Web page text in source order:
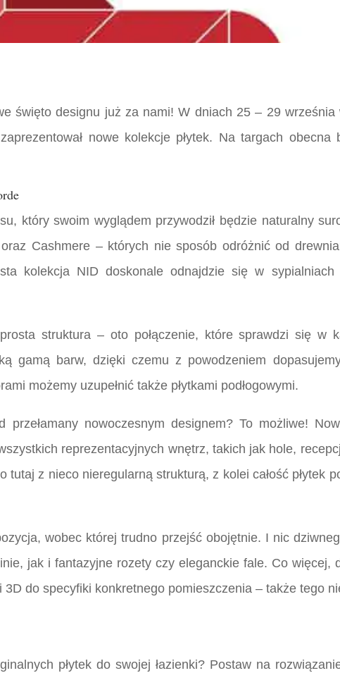
święto designu już za nami! W dniach 25 – 29
nowe kolekcje płytek. Na targach
który swoim wyglądem przywodził będzie naturalny
Cashmere – których nie sposób odróżnić od
kolekcja NID doskonale odnajdzie się w
struktura – oto połączenie, które sprawdzi się w
gamą barw, dzięki czemu z powodzeniem
możemy uzupełnić także płytkami podłogowymi.
przełamany nowoczesnym designem? To możliwe!
reprezentacyjnych wnętrz, takich jak hole,
tutaj z nieco nieregularną strukturą, z kolei całość płytek
wobec której trudno przejść obojętnie. I nic
jak i fantazyjne rozety czy eleganckie fale. Co
3D do specyfiki konkretnego pomieszczenia – także tego
płytek do swojej łazienki? Postaw na